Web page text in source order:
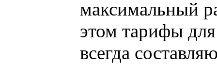
максимальный
этом тарифы
всегда